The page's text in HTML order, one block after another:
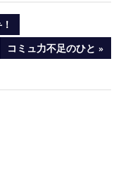
NEXT
POST:
コミュ力不足のひと